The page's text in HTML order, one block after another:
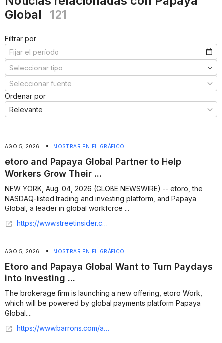
Global
121
Filtrar por
Ordenar por
AGO 5, 2026 • MOSTRAR EN EL GRÁFICO
etoro and Papaya Global Partner to Help
Workers Grow Their ...
NEW YORK, Aug. 04, 2026 (GLOBE NEWSWIRE) -- etoro, the
NASDAQ-listed trading and investing platform, and Papaya
Global, a leader in global workforce ...
https://www.streetinsider.com/Globe+Newswire/etoro+and+Papaya+Global+Partner+to+Help+Workers+Grow+Their+Wealth+Directly+from+Their+Pay/26862387.html
AGO 5, 2026 • MOSTRAR EN EL GRÁFICO
Etoro and Papaya Global Want to Turn Paydays
into Investing ...
The brokerage firm is launching a new offering, etoro Work,
which will be powered by global payments platform Papaya
Global....
https://www.barrons.com/advisor/articles/etoro-and-papaya-global-want-to-turn-paydays-into-investing-opportunities-23812f16